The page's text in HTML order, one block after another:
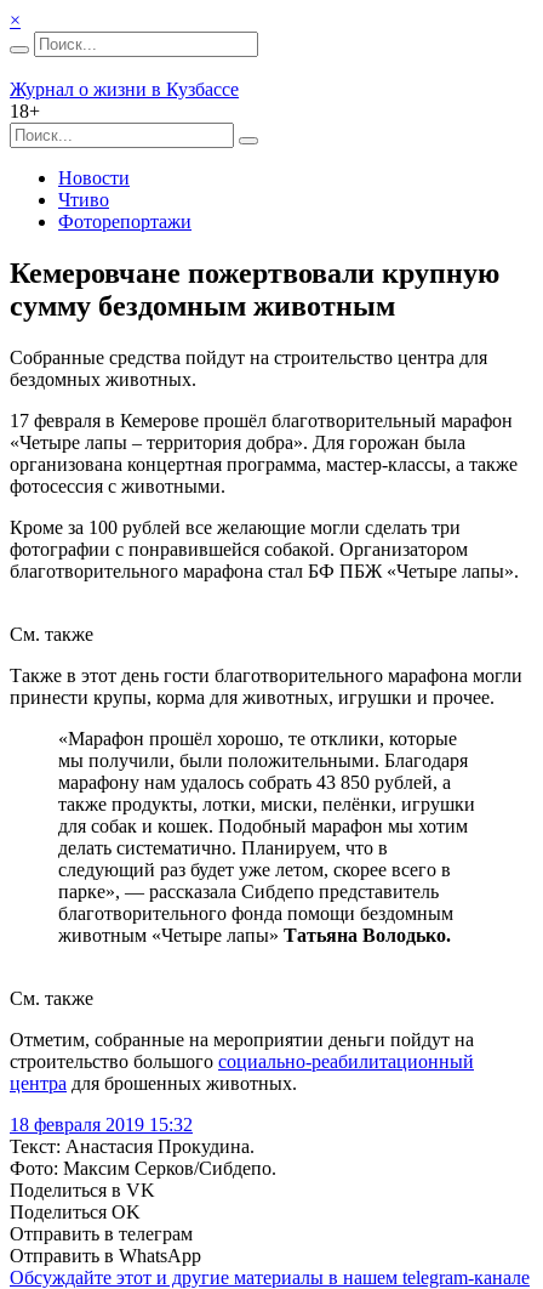
×
Журнал о жизни в Кузбассе
18+
Новости
Чтиво
Фоторепортажи
Кемеровчане пожертвовали крупную
сумму бездомным животным
Собранные средства пойдут на строительство центра для
бездомных животных.
17 февраля в Кемерове прошёл благотворительный марафон
«Четыре лапы – территория добра». Для горожан была
организована концертная программа, мастер-классы, а также
фотосессия с животными.
Кроме за 100 рублей все желающие могли сделать три
фотографии с понравившейся собакой. Организатором
благотворительного марафона стал БФ ПБЖ «Четыре лапы».
См. также
Также в этот день гости благотворительного марафона могли
принести крупы, корма для животных, игрушки и прочее.
«Марафон прошёл хорошо, те отклики, которые
мы получили, были положительными. Благодаря
марафону нам удалось собрать 43 850 рублей, а
также продукты, лотки, миски, пелёнки, игрушки
для собак и кошек. Подобный марафон мы хотим
делать систематично. Планируем, что в
следующий раз будет уже летом, скорее всего в
парке», — рассказала Сибдепо представитель
благотворительного фонда помощи бездомным
животным «Четыре лапы» Татьяна Володько.
См. также
Отметим, собранные на мероприятии деньги пойдут на
строительство большого социально-реабилитационный
центра для брошенных животных.
18 февраля 2019 15:32
Текст: Анастасия Прокудина.
Фото: Максим Серков/Сибдепо.
Поделиться в VK
Поделиться OK
Отправить в телеграм
Отправить в WhatsApp
Обсуждайте этот и другие материалы в нашем telegram-канале